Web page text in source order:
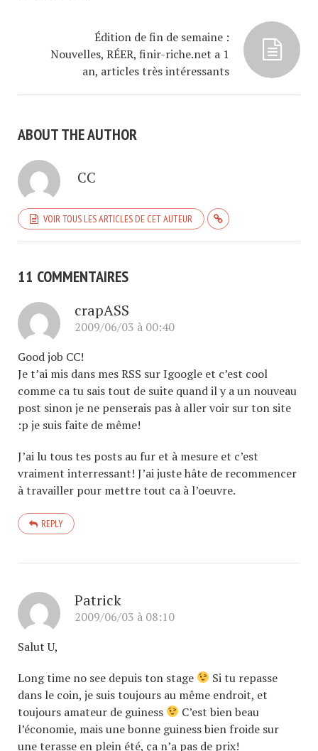
Édition de fin de semaine :
Nouvelles, RÉER, finir-riche.net a 1
an, articles très intéressants
ABOUT THE AUTHOR
CC
VOIR TOUS LES ARTICLES DE CET AUTEUR
11 COMMENTAIRES
crapASS
2009/06/03 à 00:40
Good job CC!
Je t’ai mis dans mes RSS sur Igoogle et c’est cool
comme ca tu sais tout de suite quand il y a un nouveau
post sinon je ne penserais pas à aller voir sur ton site
:p je suis faite de même!
J’ai lu tous tes posts au fur et à mesure et c’est
vraiment interressant! J’ai juste hâte de recommencer
à travailler pour mettre tout ca à l’oeuvre.
REPLY
Patrick
2009/06/03 à 08:10
Salut U,
Long time no see depuis ton stage
Si tu repasse
dans le coin, je suis toujours au même endroit, et
toujours amateur de guiness
C’est bien beau
l’économie, mais une bonne guiness bien froide sur
une terasse en plein été, ça n’a pas de prix!